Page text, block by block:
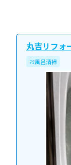
丸吉リフォ
お風呂清掃